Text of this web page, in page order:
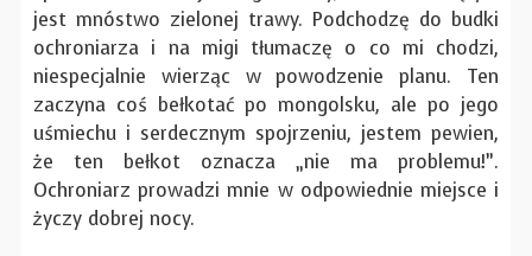
jest mnóstwo zielonej trawy. Podchodzę do budki
ochroniarza i na migi tłumaczę o co mi chodzi,
niespecjalnie wierząc w powodzenie planu. Ten
zaczyna coś bełkotać po mongolsku, ale po jego
uśmiechu i serdecznym spojrzeniu, jestem pewien,
że ten bełkot oznacza „nie ma problemu!”.
Ochroniarz prowadzi mnie w odpowiednie miejsce i
życzy dobrej nocy.